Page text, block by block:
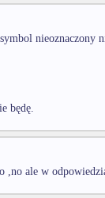
nieoznaczony
będę.
,no ale w